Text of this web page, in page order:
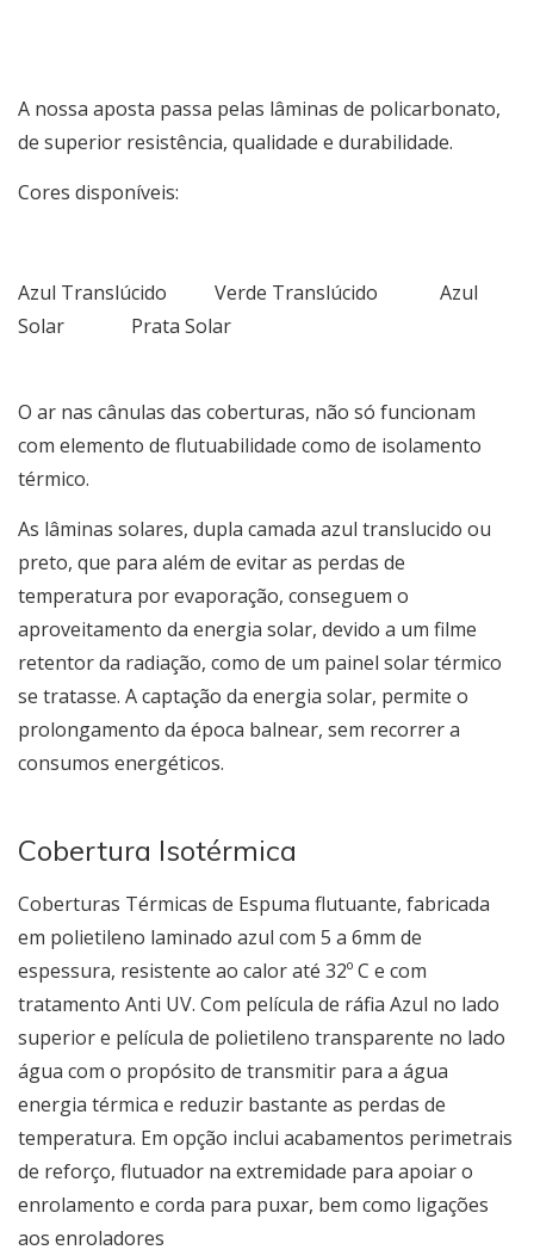
A nossa aposta passa pelas lâminas de policarbonato,
de superior resistência, qualidade e durabilidade.
Cores disponíveis:
Azul Translúcido Verde Translúcido Azul
Solar Prata Solar
O ar nas cânulas das coberturas, não só funcionam
com elemento de flutuabilidade como de isolamento
térmico.
As lâminas solares, dupla camada azul translucido ou
preto, que para além de evitar as perdas de
temperatura por evaporação, conseguem o
aproveitamento da energia solar, devido a um filme
retentor da radiação, como de um painel solar térmico
se tratasse. A captação da energia solar, permite o
prolongamento da época balnear, sem recorrer a
consumos energéticos.
Cobertura Isotérmica
Coberturas Térmicas de Espuma flutuante, fabricada
em polietileno laminado azul com 5 a 6mm de
espessura, resistente ao calor até 32º C e com
tratamento Anti UV. Com película de ráfia Azul no lado
superior e película de polietileno transparente no lado
água com o propósito de transmitir para a água
energia térmica e reduzir bastante as perdas de
temperatura. Em opção inclui acabamentos perimetrais
de reforço, flutuador na extremidade para apoiar o
enrolamento e corda para puxar, bem como ligações
aos enroladores